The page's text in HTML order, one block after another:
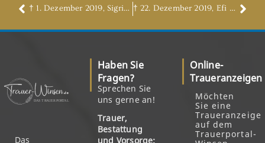
† 1. Dezember 2019, Sigrid Wolf, geb. Soetebier † 22. Dezember 2019, Efi Angela Petersen, geb. Frischbier
Das
Haben Sie
Fragen?
Sprechen Sie
uns gerne an!
Trauer,
Bestattung
und Vorsorge:
Online-
Traueranzeigen
Möchten
Sie eine
Traueranzeige
auf dem
Trauerportal-